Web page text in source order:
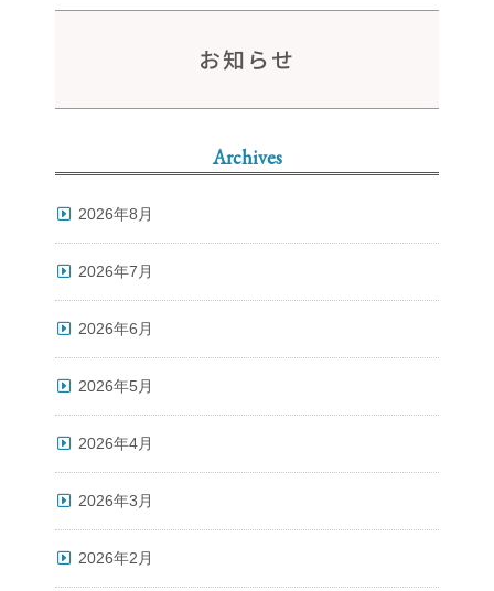
お知らせ
Archives
2026年8月
2026年7月
2026年6月
2026年5月
2026年4月
2026年3月
2026年2月